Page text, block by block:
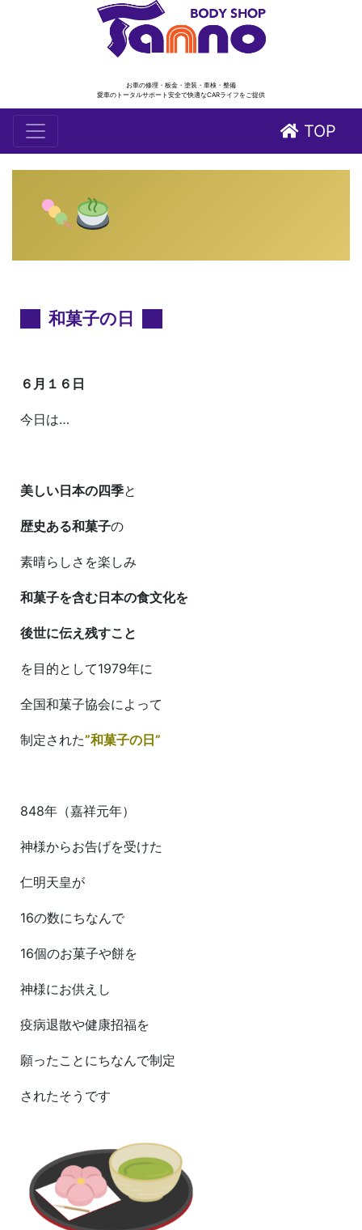
お車の修理・板金・塗装・車検・整備
愛車のトータルサポート安全で快適なCARライフをご提供
TOP
和菓子の日
６月１６日
今日は…
美しい日本の四季と
歴史ある和菓子の
素晴らしさを楽しみ
和菓子を含む日本の食文化を
後世に伝え残すこと
を目的として1979年に
全国和菓子協会によって
制定された”和菓子の日”
848年（嘉祥元年）
神様からお告げを受けた
仁明天皇が
16の数にちなんで
16個のお菓子や餅を
神様にお供えし
疫病退散や健康招福を
願ったことにちなんで制定
されたそうです